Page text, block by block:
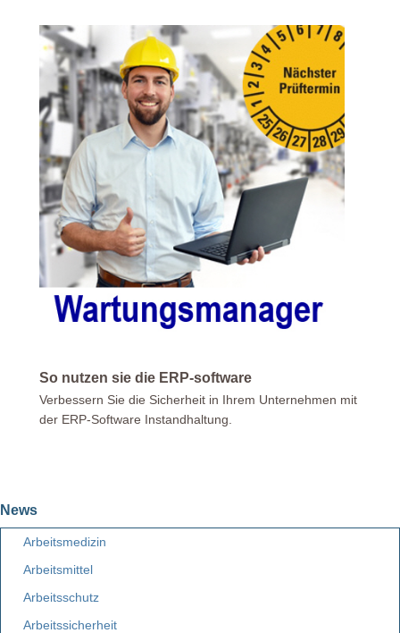
So nutzen sie die ERP-software
Verbessern Sie die Sicherheit in Ihrem Unternehmen mit
der ERP-Software Instandhaltung.
News
Arbeitsmedizin
Arbeitsmittel
Arbeitsschutz
Arbeitssicherheit